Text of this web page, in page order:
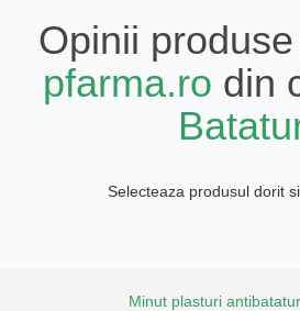
Opinii
pfarma.ro din
Selecteaza produsul dorit
Minut plasturi